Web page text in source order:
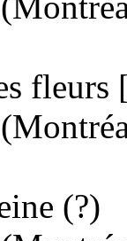
fleurs
(?)